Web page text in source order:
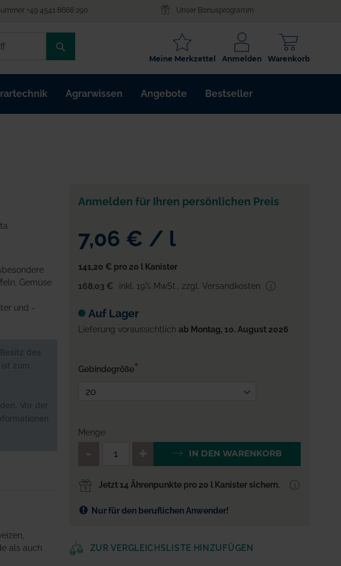
+49 4541 8668 290 Unser Bonusprogramm
/
ARTIKELNR.
/
Warenkorb
Anmelden
Meine Merkzettel
Agrarwissen Angebote Bestseller
Gemüse
und -
des
zum
Vor der
als auch
Anmelden für Ihren persönlichen Preis
7,06 € / l
141,20 € pro 20 l Kanister
168,03 €
inkl. 19% MwSt. zzgl. Versandkosten
Auf Lager
Lieferung voraussichtlich ab Montag, 10. August 2026
Gebindegröße
Menge
QTY_CONTROL_DECREASE
IN DEN WARENKORB
Jetzt 14 Ährenpunkte pro 20 l Kanister sichern.
Nur für den beruflichen Anwender!
ZUR VERGLEICHSLISTE HINZUFÜGEN